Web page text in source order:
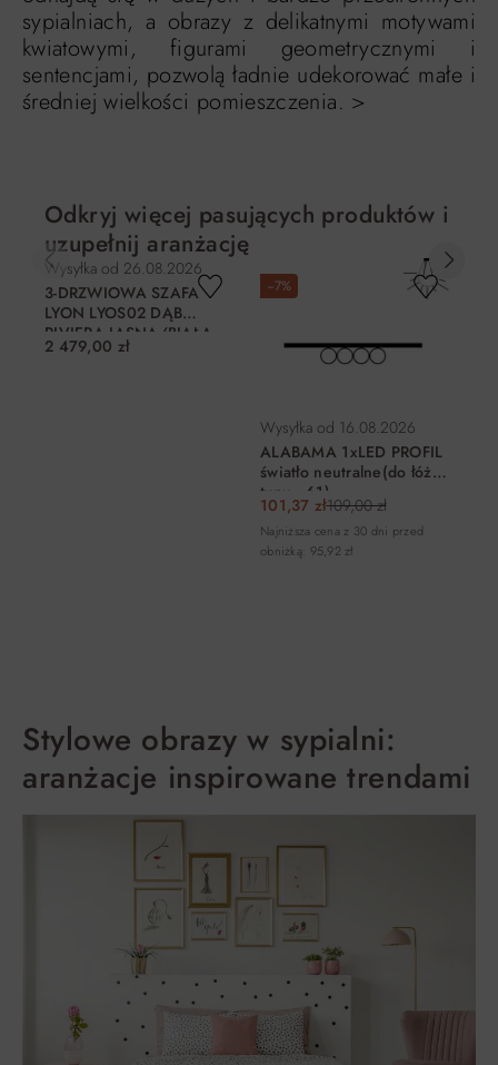
sypialniach, a obrazy z delikatnymi motywami
kwiatowymi, figurami geometrycznymi i
sentencjami, pozwolą ładnie udekorować małe i
średniej wielkości pomieszczenia. >
Odkryj więcej pasujących produktów i
uzupełnij aranżację
Wysyłka od 26.08.2026
3-DRZWIOWA SZAFA
LYON LYOS02 DĄB
RIVIERA JASNA/BIAŁA
HG
2 479,00 zł
−7%
Wysyłka od 16.08.2026
ALABAMA 1xLED PROFIL
światło neutralne(do łóżka
typu ..61)
101,37 zł109,00 zł
Najniższa cena z 30 dni przed
obniżką: 95,92 zł
Stylowe obrazy w sypialni:
aranżacje inspirowane trendami